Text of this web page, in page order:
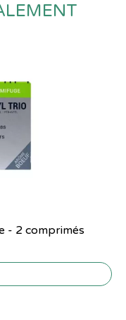
- 2 comprimés